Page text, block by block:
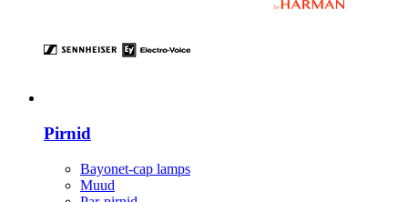
Pirnid
Bayonet-cap lamps
Muud